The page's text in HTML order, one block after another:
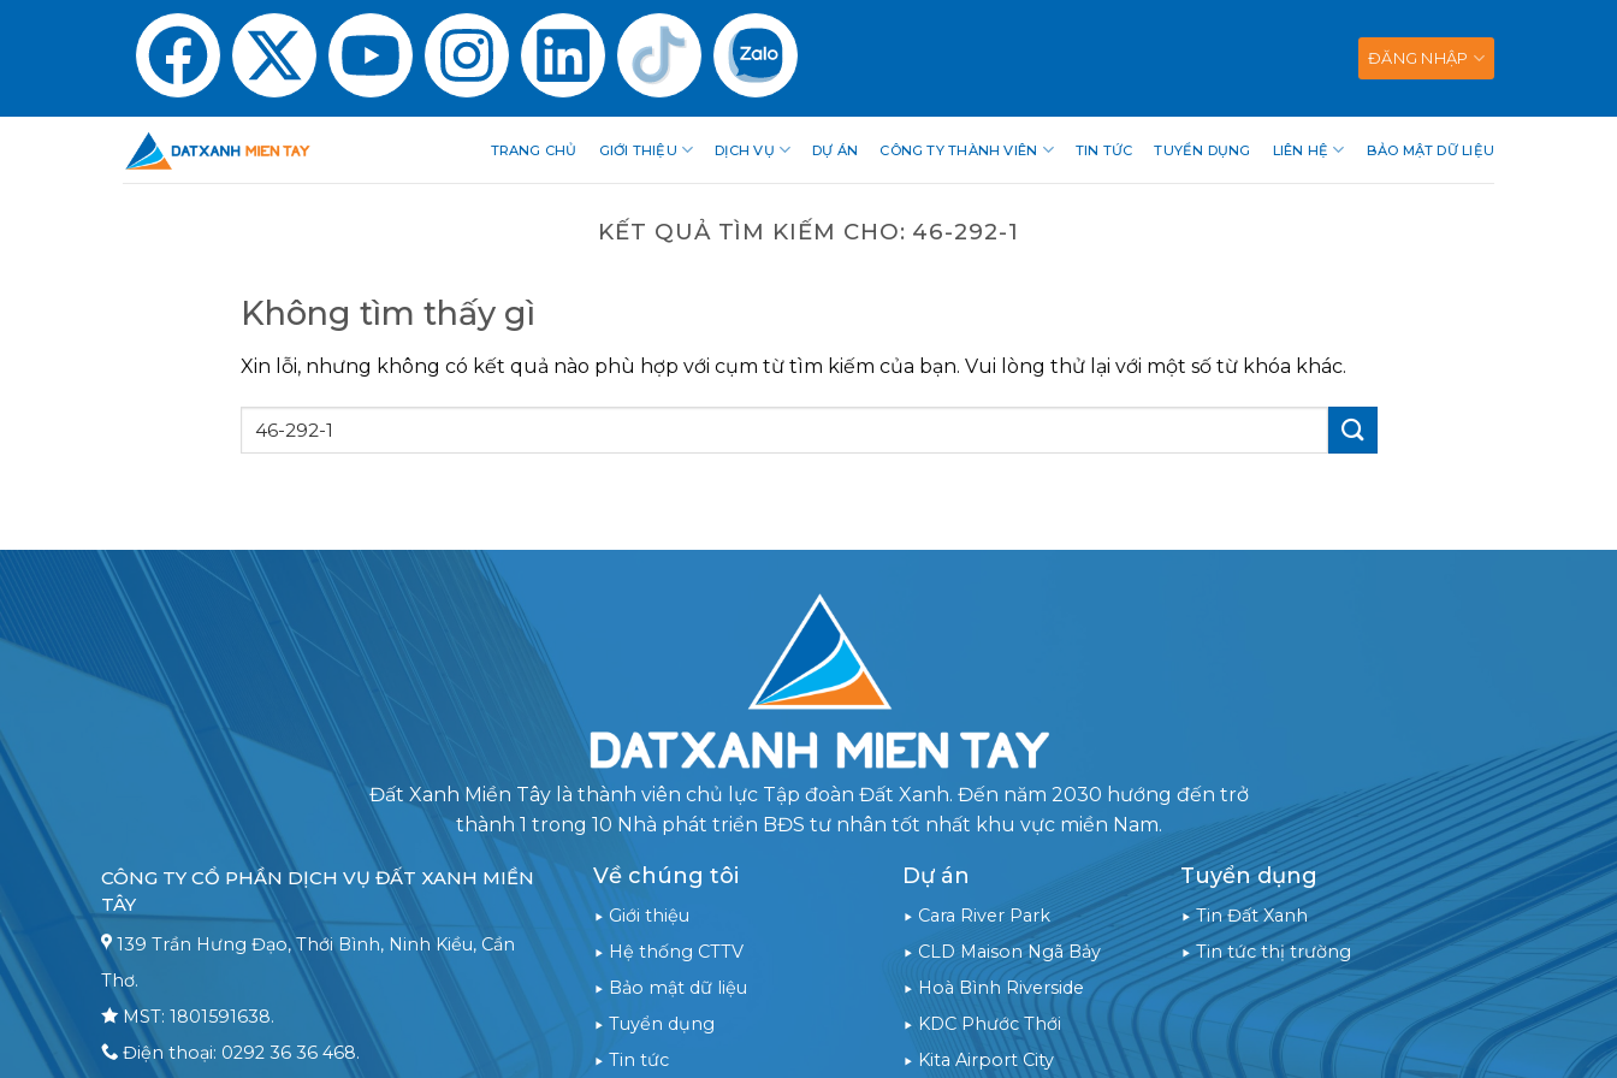
ĐĂNG NHẬP
TRANG CHỦ GIỚI THIỆU DỊCH VỤ DỰ ÁN CÔNG TY THÀNH VIÊN TIN TỨC TUYỂN DỤNG LIÊN HỆ BẢO MẬT DỮ LIỆU
KẾT QUẢ TÌM KIẾM CHO: 46-292-1
Không tìm thấy gì
Xin lỗi, nhưng không có kết quả nào phù hợp với cụm từ tìm kiếm của bạn. Vui lòng thử lại với một số từ khóa khác.
Đất Xanh Miền Tây là thành viên chủ lực Tập đoàn Đất Xanh. Đến năm 2030 hướng đến trở
thành 1 trong 10 Nhà phát triển BĐS tư nhân tốt nhất khu vực miền Nam.
CÔNG TY CỔ PHẦN DỊCH VỤ ĐẤT XANH MIỀN
TÂY
139 Trần Hưng Đạo, Thới Bình, Ninh Kiều, Cần
Thơ.
MST: 1801591638.
Điện thoại: 0292 36 36 468.
Về chúng tôi
Giới thiệu
Hệ thống CTTV
Bảo mật dữ liệu
Tuyển dụng
Tin tức
Dự án
Cara River Park
CLD Maison Ngã Bảy
Hoà Bình Riverside
KDC Phước Thới
Kita Airport City
Tuyển dụng
Tin Đất Xanh
Tin tức thị trường